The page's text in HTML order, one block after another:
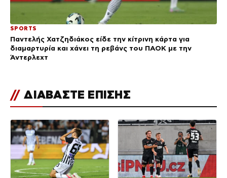
SPORTS
Παντελής Χατζηδιάκος είδε την κίτρινη κάρτα για
διαμαρτυρία και χάνει τη ρεβάνς του ΠΑΟΚ με την
Άντερλεχτ
// ΔΙΑΒΑΣΤΕ ΕΠΙΣΗΣ